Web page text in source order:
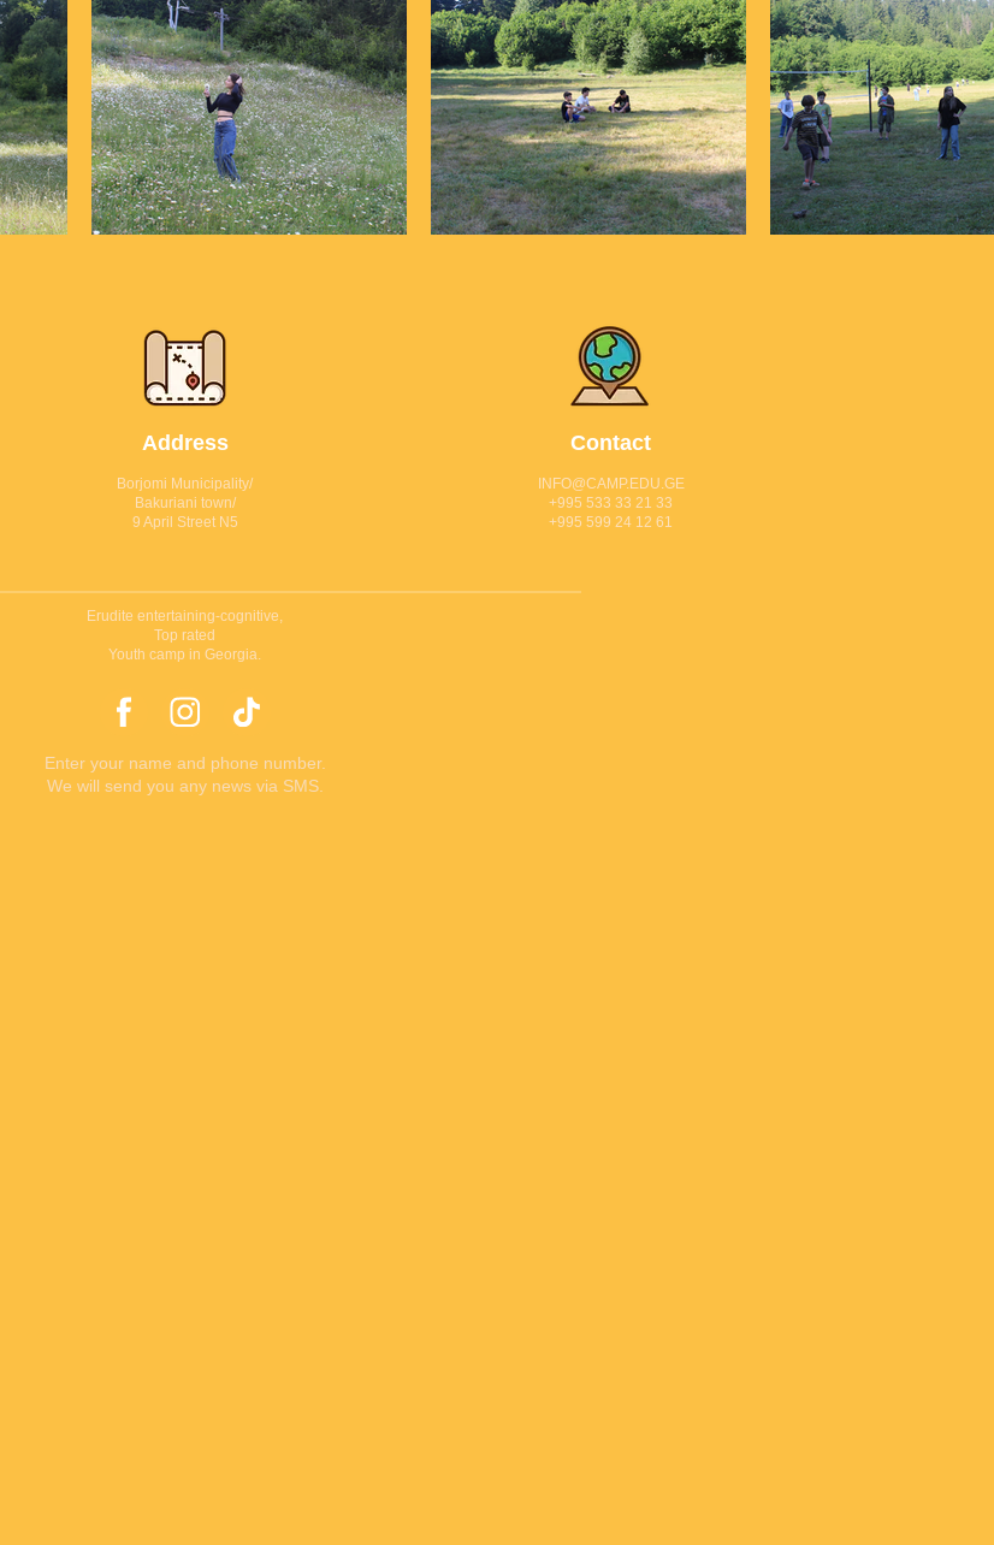
Address
Borjomi Municipality/
Bakuriani town/
9 April Street N5
Contact
INFO@CAMP.EDU.GE
+995 533 33 21 33
+995 599 24 12 61
Erudite entertaining-cognitive,
Top rated
Youth camp in Georgia.
Enter your name and phone number.
We will send you any news via SMS.